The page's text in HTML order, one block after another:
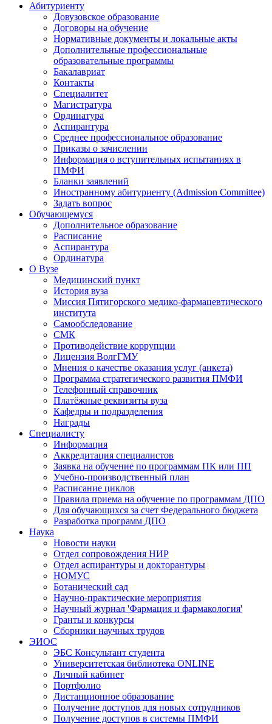
Абитуриенту
Довузовское образование
Договоры на обучение
Нормативные документы и локальные акты
Дополнительные профессиональные
образовательные программы
Бакалавриат
Контакты
Специалитет
Магистратура
Ординатура
Аспирантура
Среднее профессиональное образование
Приказы о зачислении
Информация о вступительных испытаниях в
ПМФИ
Бланки заявлений
Иностранному абитуриенту (Admission Committee)
Задать вопрос
Обучающемуся
Дополнительное образование
Расписание
Аспирантура
Ординатура
О Вузе
Медицинский пункт
История вуза
Миссия Пятигорского медико-фармацевтического
института
Самообследование
СМК
Противодействие коррупции
Лицензия ВолгГМУ
Мнения о качестве оказания услуг (анкета)
Программа стратегического развития ПМФИ
Телефонный справочник
Платёжные реквизиты вуза
Кафедры и подразделения
Награды
Специалисту
Информация
Аккредитация специалистов
Заявка на обучение по программам ПК или ПП
Учебно-производственный план
Расписание циклов
Правила приема на обучение по программам ДПО
Для обучающихся за счет Федерального бюджета
Разработка программ ДПО
Наука
Новости науки
Отдел сопровождения НИР
Отдел аспирантуры и докторантуры
НОМУС
Ботанический сад
Научно-практические мероприятия
Научный журнал 'Фармация и фармакология'
Гранты и конкурсы
Сборники научных трудов
ЭИОС
ЭБС Консультант студента
Университетская библиотека ONLINE
Личный кабинет
Портфолио
Дистанционное образование
Получение доступов для новых сотрудников
Получение доступов в системы ПМФИ